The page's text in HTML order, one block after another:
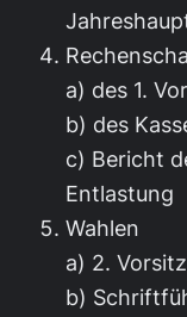
a) des 1.
b) des
c) Bericht
Entlastung
Wahlen
a) 2.
b)